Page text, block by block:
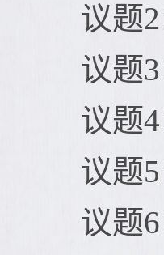
议题
议题
议题
议题
议题